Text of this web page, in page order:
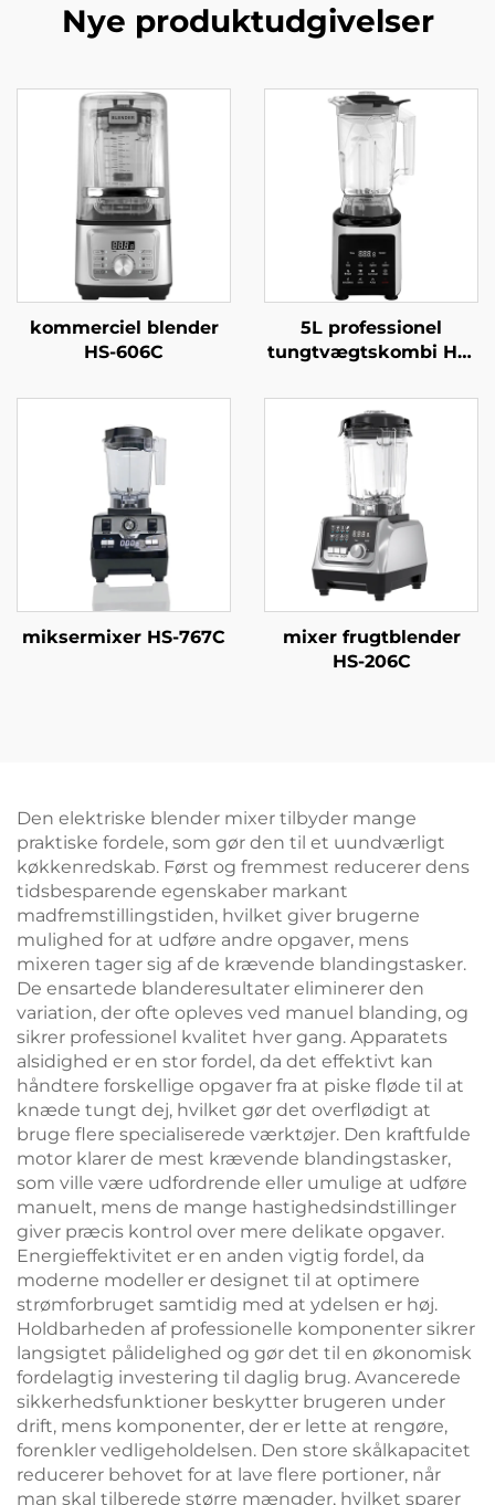
Nye produktudgivelser
kommerciel blender
HS-606C
5L professionel
tungtvægtskombi HS-
miksermixer HS-767C
mixer frugtblender
HS-206C
Den elektriske blender mixer tilbyder mange
praktiske fordele, som gør den til et uundværligt
køkkenredskab. Først og fremmest reducerer dens
tidsbesparende egenskaber markant
madfremstillingstiden, hvilket giver brugerne
mulighed for at udføre andre opgaver, mens
mixeren tager sig af de krævende blandingstasker.
De ensartede blanderesultater eliminerer den
variation, der ofte opleves ved manuel blanding, og
sikrer professionel kvalitet hver gang. Apparatets
alsidighed er en stor fordel, da det effektivt kan
håndtere forskellige opgaver fra at piske fløde til at
knæde tungt dej, hvilket gør det overflødigt at
bruge flere specialiserede værktøjer. Den kraftfulde
motor klarer de mest krævende blandingstasker,
som ville være udfordrende eller umulige at udføre
manuelt, mens de mange hastighedsindstillinger
giver præcis kontrol over mere delikate opgaver.
Energieffektivitet er en anden vigtig fordel, da
moderne modeller er designet til at optimere
strømforbruget samtidig med at ydelsen er høj.
Holdbarheden af professionelle komponenter sikrer
langsigtet pålidelighed og gør det til en økonomisk
fordelagtig investering til daglig brug. Avancerede
sikkerhedsfunktioner beskytter brugeren under
drift, mens komponenter, der er lette at rengøre,
forenkler vedligeholdelsen. Den store skålkapacitet
reducerer behovet for at lave flere portioner, når
man skal tilberede større mængder, hvilket sparer